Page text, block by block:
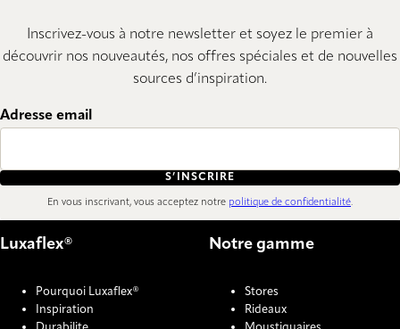
Inscrivez-vous à notre newsletter et soyez le premier à
découvrir nos nouveautés, nos offres spéciales et de nouvelles
sources d’inspiration.
Adresse email
S’INSCRIRE
En vous inscrivant, vous acceptez notre politique de confidentialité.
Luxaflex®
Pourquoi Luxaflex®
Inspiration
Notre gamme
Stores
Rideaux